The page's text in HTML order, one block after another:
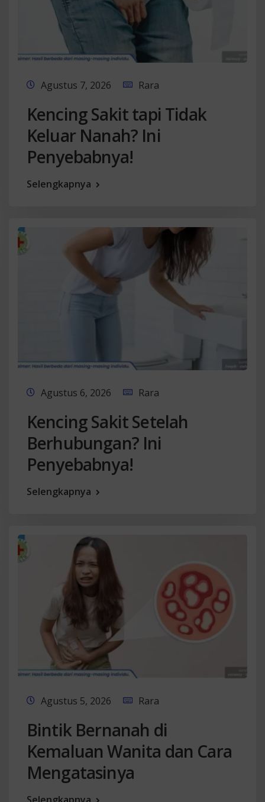
Agustus 7, 2026 Rara
Kencing Sakit tapi Tidak
Keluar Nanah? Ini
Penyebabnya!
Selengkapnya
Agustus 6, 2026 Rara
Kencing Sakit Setelah
Berhubungan? Ini
Penyebabnya!
Selengkapnya
Agustus 5, 2026 Rara
Bintik Bernanah di
Kemaluan Wanita dan Cara
Mengatasinya
Selengkapnya